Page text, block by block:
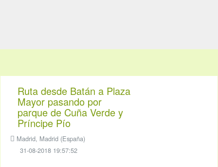
Ruta desde Batán a Plaza
Mayor pasando por
parque de Cuña Verde y
Príncipe Pío
Madrid, Madrid (España)
31-08-2018 19:57:52